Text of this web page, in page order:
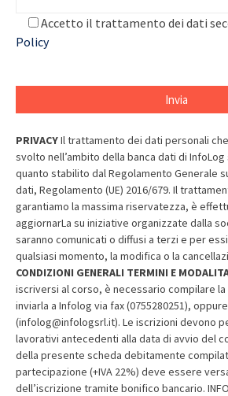
Accetto il trattamento dei dati
Policy
PRIVACYIl trattamento dei dati personali
svolto nell’ambito della banca dati di
quanto stabilito dal Regolamento Generale
dati, Regolamento (UE) 2016/679. Il
garantiamo la massima riservatezza, è
aggiornarLa su iniziative organizzate dalla
saranno comunicati o diffusi a terzi e per
qualsiasi momento, la modifica o la
CONDIZIONI GENERALI TERMINI E
iscriversi al corso, è necessario compilare
inviarla a Infolog via fax (0755280251),
(infolog@infologsrl.it). Le iscrizioni devono
lavorativi antecedenti alla data di avvio del
della presente scheda debitamente
partecipazione (+IVA 22%) deve essere
dell’iscrizione tramite bonifico bancario.